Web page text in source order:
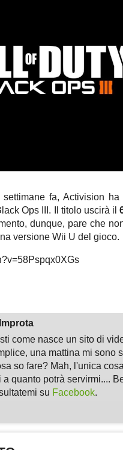
fa, Activision
Ops III. Il titolo uscirà il
dunque, pare che
versione Wii U del gioco.
come nasce un sito di
una mattina mi sono
so fare? Mah, l'unica
quanto potrà servirmi....
su Facebook.